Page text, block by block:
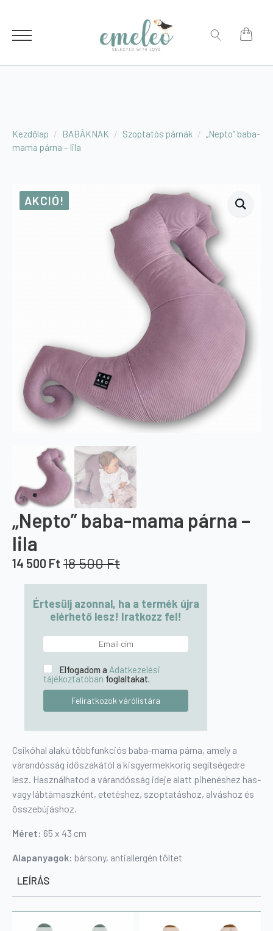
Kezdőlap BABÁKNAK Szoptatós párnák
„Nepto” baba-
mama párna – lila
AKCIÓ!
„Nepto” baba-mama párna –
lila
18 500Ft
Original
price
was:
14 500 Ft
Current
price
Értesülj azonnal, ha a termék újra
elérhető lesz! Iratkozz fel!
Elfogadom a Adatkezelési
tájékoztatóban foglaltakat.
Csikóhal alakú többfunkciós baba-mama párna, amely a
várandósság időszakától a kisgyermekkorig segítségedre
lesz. Használhatod a várandósság ideje alatt pihenéshez has-
vagy lábtámaszként, etetéshez, szoptatáshoz, alváshoz és
összebújáshoz.
Méret: 65 x 43 cm
Alapanyagok: bársony, antiallergén töltet
LEÍRÁS